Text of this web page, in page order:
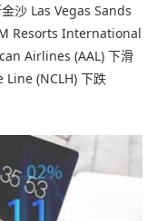
沙 Las Vegas Sands
Resorts International
Airlines (AAL) 下滑
(NCLH) 下跌